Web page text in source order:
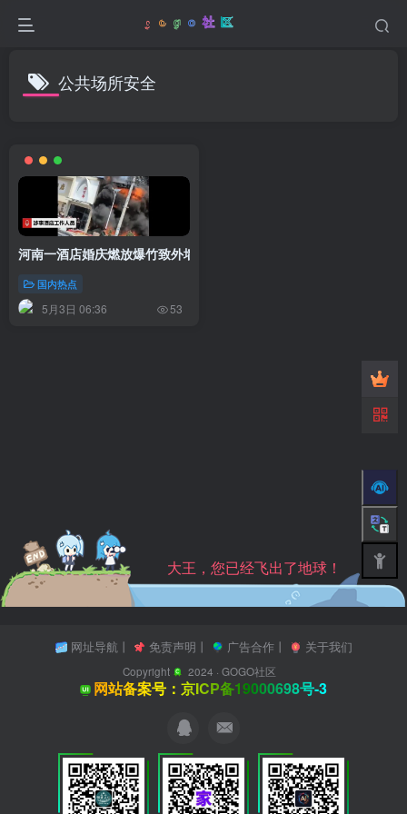
公共场所安全
河南一酒店婚庆燃放爆竹致外墙着火，幸无人员伤亡
国内热点
5月3日 06:36 53
大王，您已经飞出了地球！
网址导航 丨 免责声明 丨 广告合作丨 关于我们
Copyright 2024 ·GOGO社区
网站备案号：京ICP备19000698号-3